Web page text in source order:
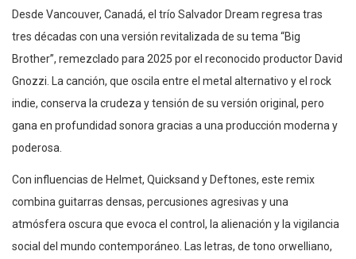
Desde Vancouver, Canadá, el trío Salvador Dream regresa tras
tres décadas con una versión revitalizada de su tema “Big
Brother”, remezclado para 2025 por el reconocido productor David
Gnozzi. La canción, que oscila entre el metal alternativo y el rock
indie, conserva la crudeza y tensión de su versión original, pero
gana en profundidad sonora gracias a una producción moderna y
poderosa.
Con influencias de Helmet, Quicksand y Deftones, este remix
combina guitarras densas, percusiones agresivas y una
atmósfera oscura que evoca el control, la alienación y la vigilancia
social del mundo contemporáneo. Las letras, de tono orwelliano,